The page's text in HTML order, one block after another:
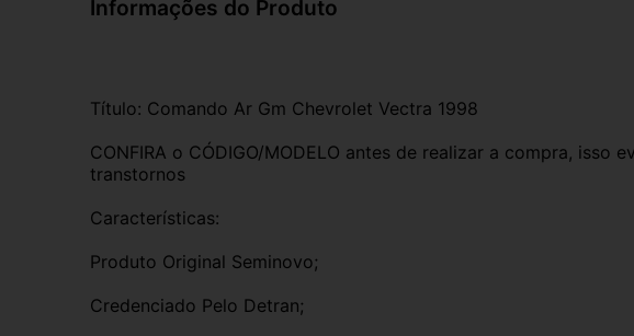
Informações do Produto
Título: Comando Ar Gm Chevrolet Vectra 1998
CONFIRA o CÓDIGO/MODELO antes de realizar a compra, isso
transtornos
Características:
Produto Original Seminovo;
Credenciado Pelo Detran;